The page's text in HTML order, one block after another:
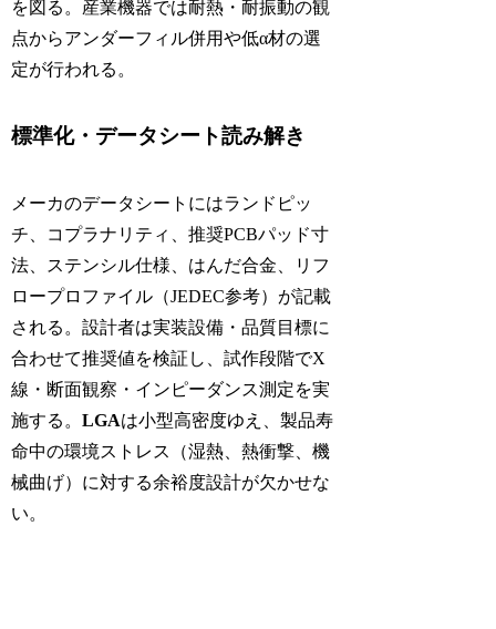
を図る。産業機器では耐熱・耐振動の観
点からアンダーフィル併用や低α材の選
定が行われる。
標準化・データシート読み解き
メーカのデータシートにはランドピッ
チ、コプラナリティ、推奨PCBパッド寸
法、ステンシル仕様、はんだ合金、リフ
ロープロファイル（JEDEC参考）が記載
される。設計者は実装設備・品質目標に
合わせて推奨値を検証し、試作段階でX
線・断面観察・インピーダンス測定を実
施する。LGAは小型高密度ゆえ、製品寿
命中の環境ストレス（湿熱、熱衝撃、機
械曲げ）に対する余裕度設計が欠かせな
い。